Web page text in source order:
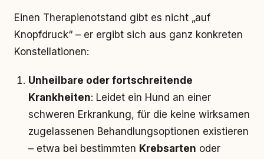
Einen Therapienotstand gibt es nicht „auf
Knopfdruck“ – er ergibt sich aus ganz konkreten
Konstellationen:
Unheilbare oder fortschreitende
Krankheiten: Leidet ein Hund an einer
schweren Erkrankung, für die keine wirksamen
zugelassenen Behandlungsoptionen existieren
– etwa bei bestimmten Krebsarten oder